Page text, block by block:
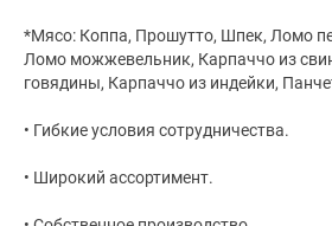
*Мясо: Коппа, Прошутто, Шпек, Ломо
Ломо можжевельник, Карпаччо из
говядины, Карпаччо из индейки,
• Гибкие условия сотрудничества.
• Широкий ассортимент.